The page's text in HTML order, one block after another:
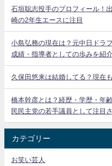
石垣聡志投手のプロフィール！
崎の2年生エースに注目
小島弘務の現在は？元中日ドラ
成績・指導者としての歩みを紹介
久保田悠来は結婚してる？現在
橋本幹彦とは？経歴・学歴・年
民民主党の若手議員として注目
カテゴリー
お笑い芸人